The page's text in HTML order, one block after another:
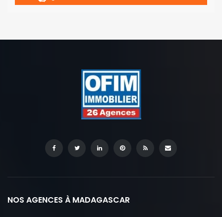
NOS AGENCES À MADAGASCAR